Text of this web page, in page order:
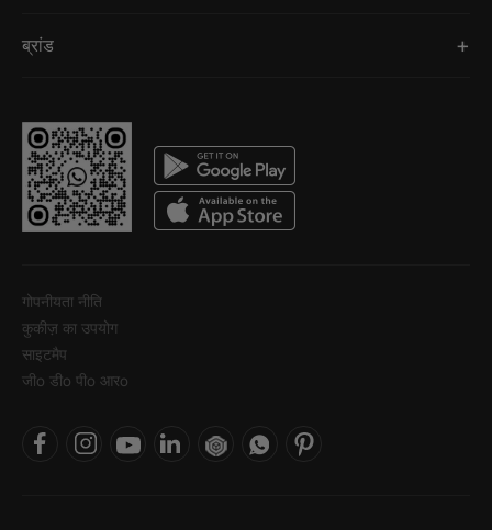
ब्रांड
गोपनीयता नीति
कुकीज़ का उपयोग
साइटमैप
जीo डीo पीo आरo